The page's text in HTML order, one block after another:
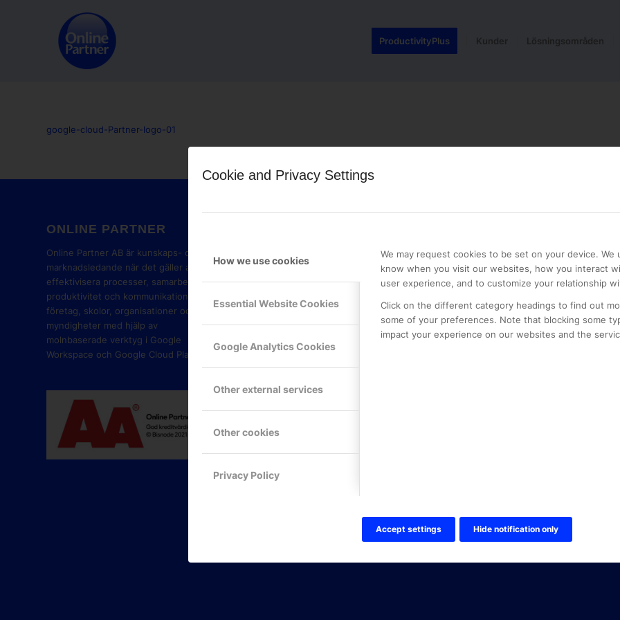
Cookie and Privacy Settings
How we use cookies
Essential Website Cookies
Google Analytics Cookies
Other external services
Other cookies
Privacy Policy
We may request cookies to be set on your device. We
know when you visit our websites, how you interact
user experience, and to customize your relationship
Click on the different category headings to find out
some of your preferences. Note that blocking some
impact your experience on our websites and the
Accept settings Hide notification only
ProductivityPlus Kunder Lösningsområden
google-cloud-Partner-logo-01
ONLINE PARTNER
Online Partner AB är kunskaps- och
marknadsledande när det gäller att
effektivisera processer, samarbete,
produktivitet och kommunikation i
företag, skolor, organisationer och
myndigheter med hjälp av
molnbaserade verktyg i Google
Workspace och Google Cloud Platform.
ONLINE PARTNER AB
Mejerivägen 3
117 61 Stockholm
Tel: 08-42 00 04 00
Hitta hit